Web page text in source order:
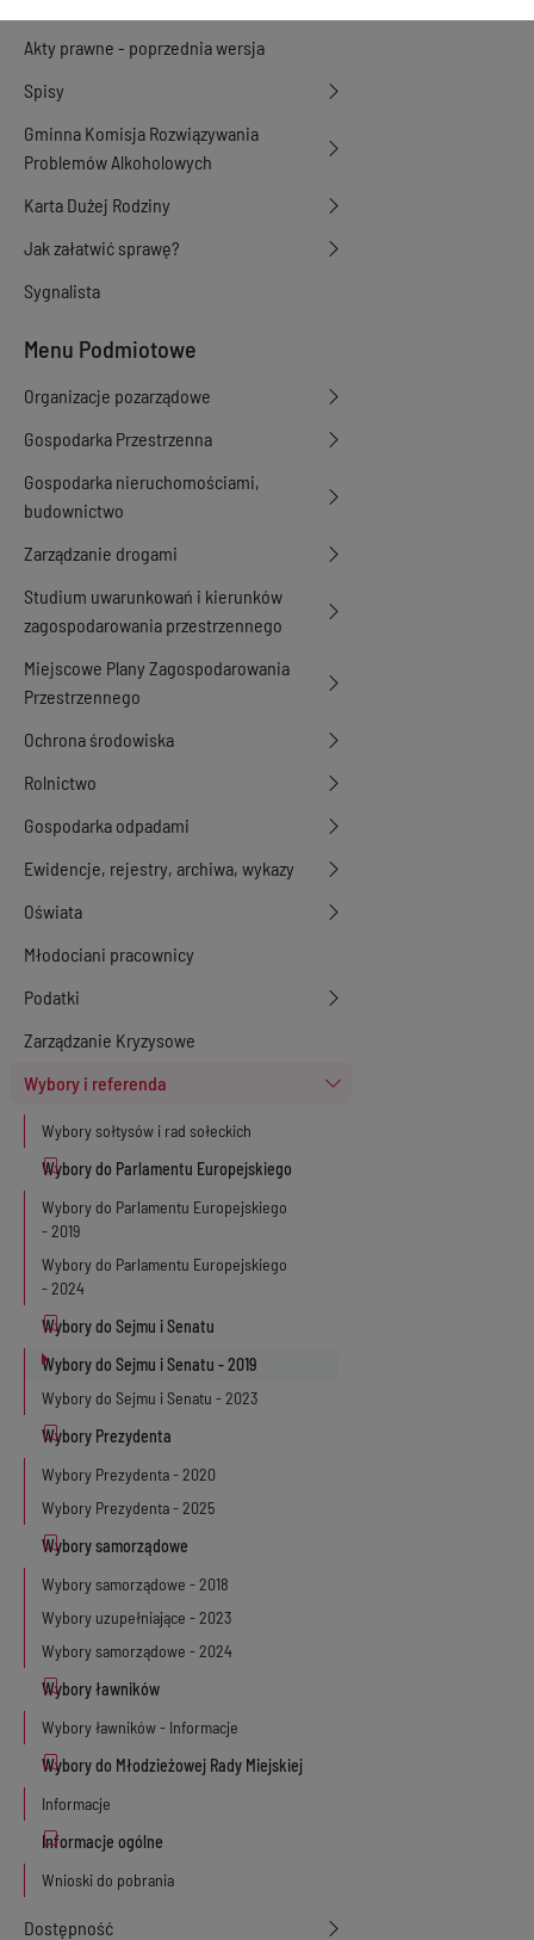
Akty prawne - poprzednia wersja
Spisy
Gminna Komisja Rozwiązywania
Problemów Alkoholowych
Karta Dużej Rodziny
Jak załatwić sprawę?
Sygnalista
Menu Podmiotowe
Organizacje pozarządowe
Gospodarka Przestrzenna
Gospodarka nieruchomościami,
budownictwo
Zarządzanie drogami
Studium uwarunkowań i kierunków
zagospodarowania przestrzennego
Miejscowe Plany Zagospodarowania
Przestrzennego
Ochrona środowiska
Rolnictwo
Gospodarka odpadami
Ewidencje, rejestry, archiwa, wykazy
Oświata
Młodociani pracownicy
Podatki
Zarządzanie Kryzysowe
Wybory i referenda
Wybory sołtysów i rad sołeckich
Wybory do Parlamentu Europejskiego
- 2019
Wybory do Parlamentu Europejskiego
- 2024
Wybory do Sejmu i Senatu - 2019
Wybory do Sejmu i Senatu - 2023
Wybory Prezydenta - 2020
Wybory Prezydenta - 2025
Wybory samorządowe - 2018
Wybory uzupełniające - 2023
Wybory samorządowe - 2024
Wybory ławników - Informacje
Informacje
Wnioski do pobrania
Dostępność